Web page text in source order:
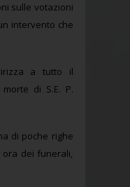
sulle votazioni
intervento che
a tutto il
di S.E. P.
di poche righe
dei funerali,